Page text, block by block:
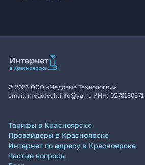
© 2026 ООО «Медовые Технологии»
email: medotech.info@ya.ru ИНН: 0278180571
Тарифы в Красноярске
Провайдеры в Красноярске
Интернет по адресу в Красноярске
Частые вопросы